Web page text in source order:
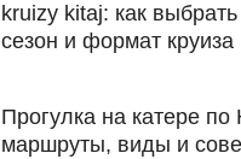
kruizy kitaj: как
сезон и формат круиза
Прогулка на катере по
маршруты, виды и